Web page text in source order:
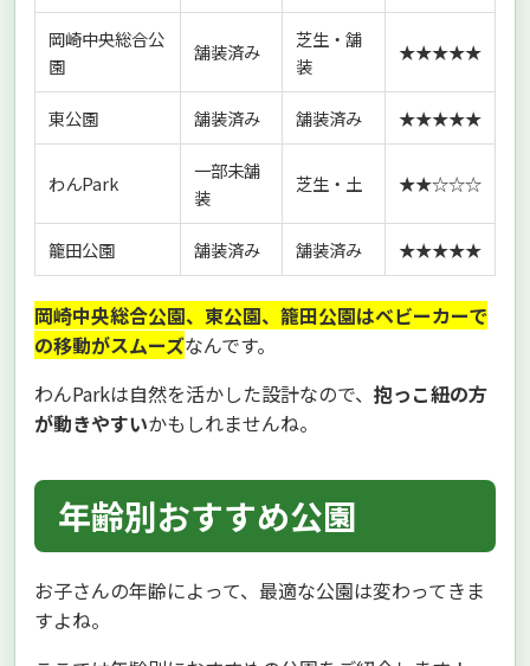
岡崎中央総合公
園
舗装済み
芝生・舗
装
★★★★★
東公園 舗装済み 舗装済み ★★★★★
わんPark
一部未舗
装
芝生・土 ★★☆☆☆
籠田公園 舗装済み 舗装済み ★★★★★
岡崎中央総合公園、東公園、籠田公園はベビーカーで
の移動がスムーズなんです。
わんParkは自然を活かした設計なので、 抱っこ紐の方
が動きやすいかもしれませんね。
年齢別おすすめ公園
お子さんの年齢によって、最適な公園は変わってきま
すよね。